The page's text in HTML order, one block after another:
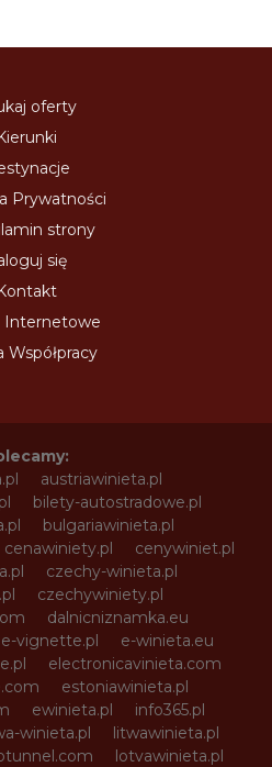
oferty
Prywatności
strony
się
Internetowe
Współpracy
austriawinieta.pl
bilety-autostradowe.pl
bulgariawinieta.pl
cenawiniety.pl
cenywiniet.pl
czechy-winieta.pl
czechywiniety.pl
dalnicniznamka.eu
e-vignette.pl
e-winieta.eu
electronicavinieta.com
estoniawinieta.pl
ewinieta.pl
info365.pl
winieta.pl
litwawinieta.pl
lotvawinieta.pl